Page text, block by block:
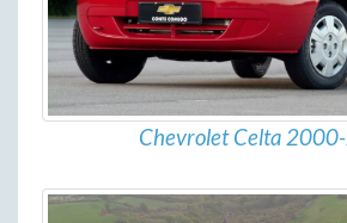
Chevrolet Celta